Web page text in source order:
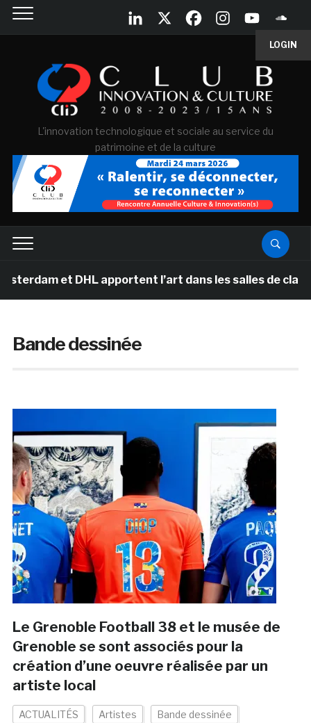
LOGIN
L'innovation technologique et sociale au service du
patrimoine et de la culture
DHL apportent l’art dans les salles de classe des
Bande dessinée
Le Grenoble Football 38 et le musée de
Grenoble se sont associés pour la
création d’une oeuvre réalisée par un
artiste local
ACTUALITÉS Artistes Bande dessinée